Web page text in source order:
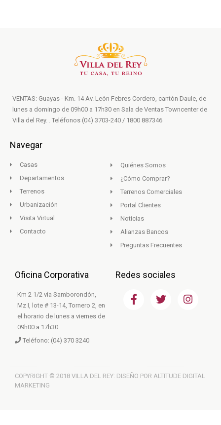
VENTAS: Guayas - Km. 14 Av. León Febres Cordero, cantón Daule, de
lunes a domingo de 09h00 a 17h30 en Sala de Ventas Towncenter de
Villa del Rey. . Teléfonos (04) 3703-240 / 1800 887346
Navegar
Casas
Departamentos
Terrenos
Urbanización
Visita Virtual
Contacto
Quiénes Somos
¿Cómo Comprar?
Terrenos Comerciales
Portal Clientes
Noticias
Alianzas Bancos
Preguntas Frecuentes
Oficina Corporativa
Km 2 1/2 vía Samborondón,
Mz I, lote # 13-14, Tornero 2, en
el horario de lunes a viernes de
09h00 a 17h30.
Teléfono: (04) 370 3240
Redes sociales
F
a
k
T
w
I
n
a
m
COPYRIGHT © 2018 VILLA DEL REY: DISEÑO POR ALTITUDE DIGITAL
MARKETING